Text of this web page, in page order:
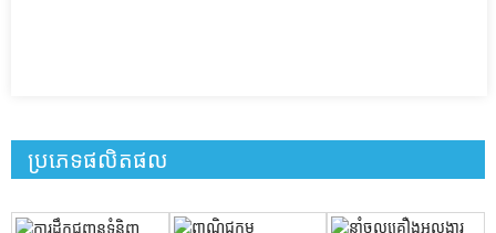
ប្រភេទផលិតផល